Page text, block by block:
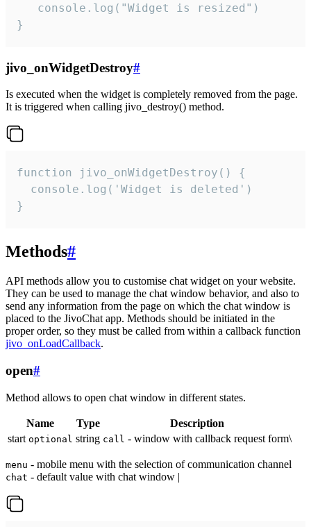
   console.log("Widget is resized")
}
jivo_onWidgetDestroy#
Is executed when the widget is completely removed from the page.
It is triggered when calling jivo_destroy() method.
function jivo_onWidgetDestroy() {
  console.log('Widget is deleted')
}
Methods#
API methods allow you to customise chat widget on your website.
They can be used to manage the chat window behavior, and also to
send any information from the page on which the chat window is
placed to the JivoChat app. Methods should be initiated in the
proper order, so they must be called from within a callback function
jivo_onLoadCallback.
open#
Method allows to open chat window in different states.
Name Type
Description
start optional string call - window with callback request form\
menu - mobile menu with the selection of communication channel
chat - default value with chat window |